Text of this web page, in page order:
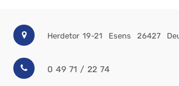
Herdetor 19-21 Esens 26427
0 49 71 / 22 74